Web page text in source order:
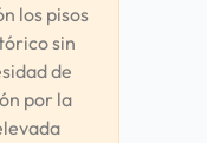
los pisos
sin
de
por la